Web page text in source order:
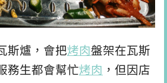
斯爐，會把烤肉盤架在瓦斯
務生都會幫忙烤肉 ，但因店